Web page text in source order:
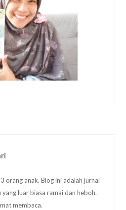
orang anak. Blog ini adalah jurnal
luar biasa ramai dan heboh.
membaca.